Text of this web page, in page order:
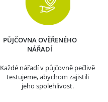
PŮJČOVNA OVĚŘENÉHO
NÁŘADÍ
Každé nářadí v půjčovně pečlivě
testujeme, abychom zajistili
jeho spolehlivost.